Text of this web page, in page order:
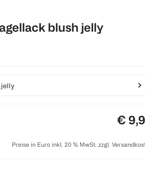
blush jelly
jelly
€
Preise in Euro inkl. 20 % MwSt. zzgl.